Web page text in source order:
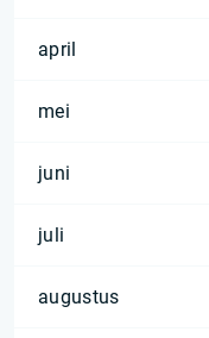
april
mei
juni
juli
augustus